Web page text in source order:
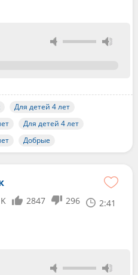
Для детей 4 лет
Для детей 4 лет
Добрые
2847 296 2:41